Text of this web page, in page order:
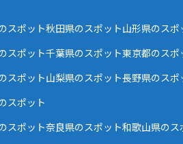
スポット秋田県のスポット山形県のスポ
スポット千葉県のスポット東京都のスポ
スポット山梨県のスポット長野県のスポ
スポット
スポット奈良県のスポット和歌山県のス